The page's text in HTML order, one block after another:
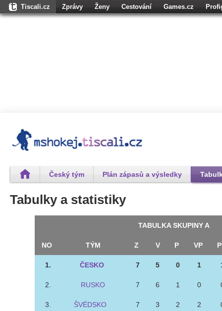
Tiscali.cz Zprávy Ženy Cestování Games.cz
Český tým Plán zápasů a výsledky
Tabulky a statistiky
TABULKA SKUPINY A
NO TÝM Z V P VP
1. ČESKO 7 5 0 1
2. RUSKO 7 6 1 0
3. ŠVÉDSKO 7 3 2 2